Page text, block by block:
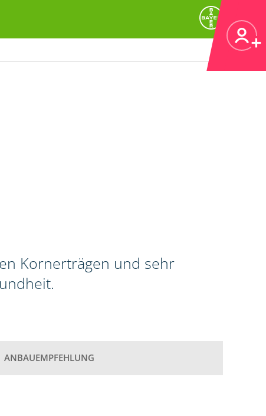
Kornerträgen und sehr
ANBAUEMPFEHLUNG